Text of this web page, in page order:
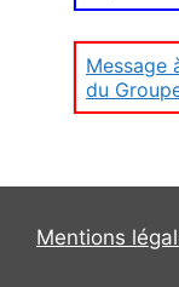
Message
du
Mentions